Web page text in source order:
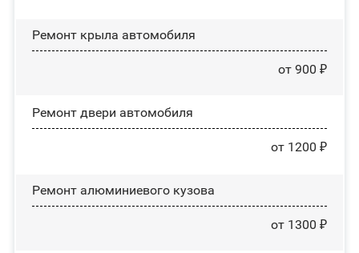
Ремонт крыла автомобиля
от 900 ₽
Ремонт двери автомобиля
от 1200 ₽
Ремонт алюминиевого кузова
от 1300 ₽